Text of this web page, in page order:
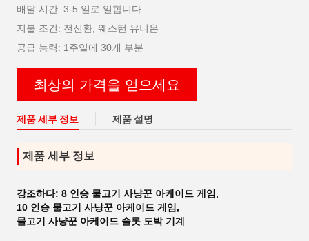
배달 시간: 3-5 일로 일합니다
지불 조건: 전신환, 웨스턴 유니온
공급 능력: 1주일에 30개 부분
최상의 가격을 얻으세요
제품 세부 정보 제품 설명
제품 세부 정보
강조하다: 8 인승 물고기 사냥꾼 아케이드 게임,
10 인승 물고기 사냥꾼 아케이드 게임,
물고기 사냥꾼 아케이드 슬롯 도박 기계